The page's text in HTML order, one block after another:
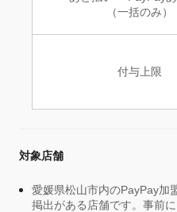
（一括のみ）
付与上限
対象店舗
愛媛県松山市内のPayPay加
掲出がある店舗です。事前